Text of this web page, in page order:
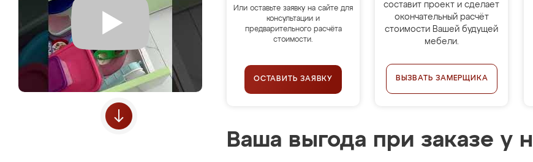
Или оставьте заявку на сайте для
консультации и
предварительного расчёта
стоимости.
ОСТАВИТЬ ЗАЯВКУ
составит проект и сделает
окончательный расчёт
стоимости Вашей будущей
мебели.
ВЫЗВАТЬ ЗАМЕРЩИКА
Ваша выгода при заказе у